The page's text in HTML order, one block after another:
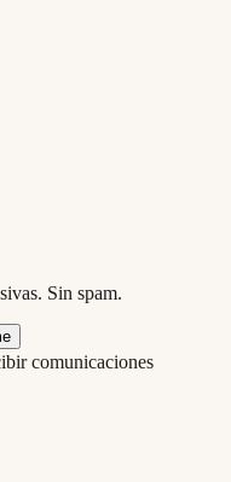
Sin spam.
comunicaciones